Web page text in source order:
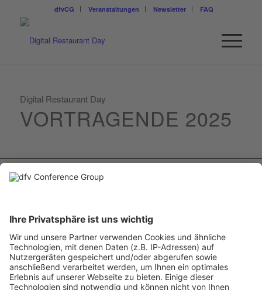
dfvCG Veranstaltungen Newsletter FAQ
Digital Restaurant Day
VORTRAGENDE 2025
CHIEN BRENDEL
Head of IT
Kochlöffel